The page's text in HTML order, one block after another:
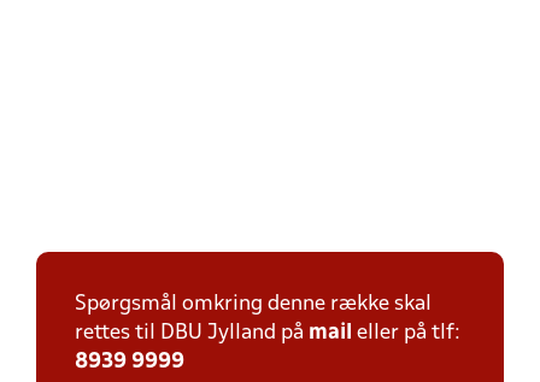
Spørgsmål omkring denne række skal
rettes til DBU Jylland på mail eller på tlf:
8939 9999